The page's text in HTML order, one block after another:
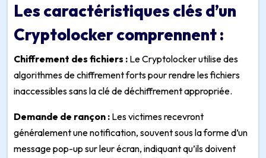
Les caractéristiques clés d’un
Cryptolocker comprennent :
Chiffrement des fichiers : Le Cryptolocker utilise des
algorithmes de chiffrement forts pour rendre les fichiers
inaccessibles sans la clé de déchiffrement appropriée.
Demande de rançon : Les victimes recevront
généralement une notification, souvent sous la forme d’un
message pop-up sur leur écran, indiquant qu’ils doivent